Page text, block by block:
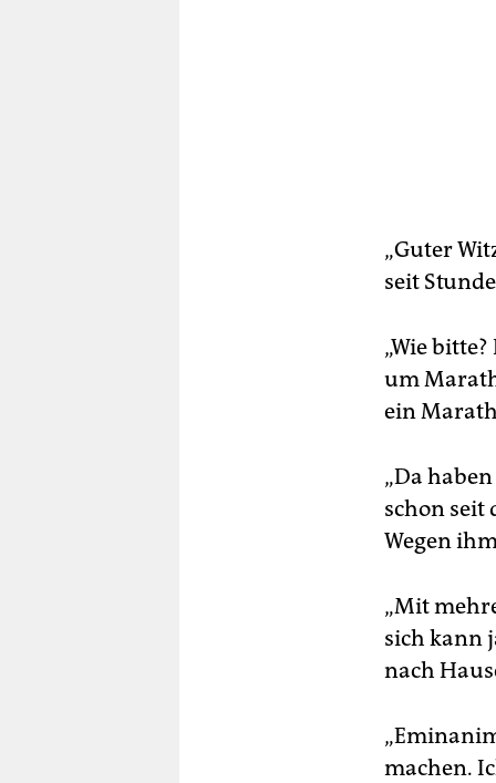
„Guter
seit
„Wie
um
ein
„Da
schon seit
Wegen
„Mit
sich kann
nach
machen.